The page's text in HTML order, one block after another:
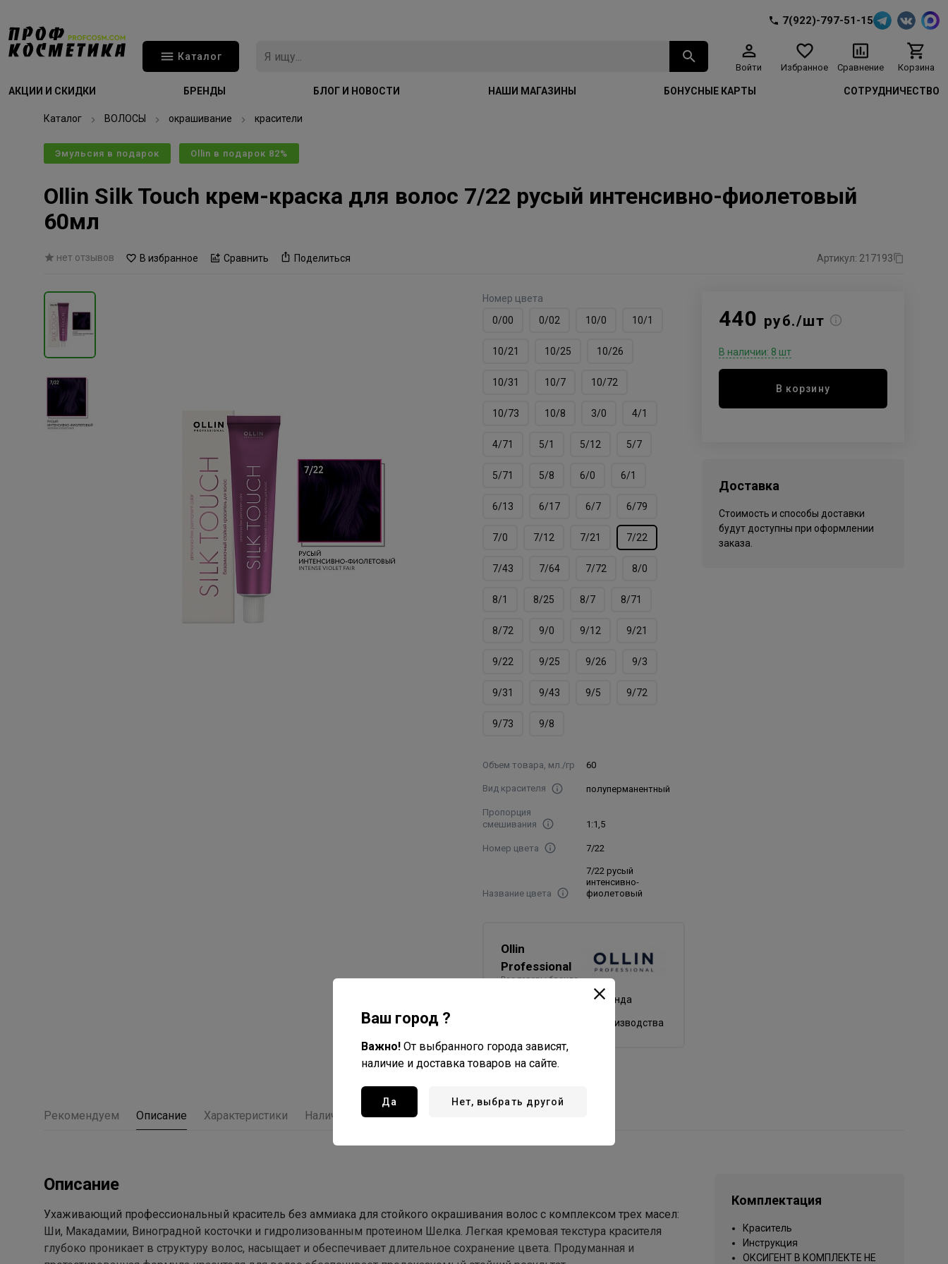
7(922)-797-51-15
Каталог
Войти Избранное Сравнение Корзина
АКЦИИ И СКИДКИ БРЕНДЫ БЛОГ И НОВОСТИ НАШИ МАГАЗИНЫ БОНУСНЫЕ КАРТЫ СОТРУДНИЧЕСТВО
Каталог ВОЛОСЫ окрашивание красители
Эмульсия в подарок Ollin в подарок 82%
Ollin Silk Touch крем-краска для волос 7/22 русый интенсивно-фиолетовый
60мл
нет отзывов В избранное Сравнить Поделиться Артикул: 217193
Номер цвета
0/00
0/02 10/0 10/1
10/21 10/25 10/26
10/31 10/7 10/72
10/73 10/8 3/0 4/1
4/71 5/1 5/12 5/7
5/71 5/8 6/0 6/1
6/13 6/17 6/7 6/79
7/0 7/12 7/21 7/22
7/43 7/64 7/72 8/0
8/1 8/25 8/7 8/71
8/72 9/0 9/12 9/21
9/22 9/25 9/26 9/3
9/31 9/43 9/5 9/72
9/73 9/8
Объем товара, мл./гр 60
Вид красителя полуперманентный
Пропорция
смешивания
1:1,5
Номер цвета 7/22
Название цвета
7/22 русый
интенсивно-
фиолетовый
Ollin
Professional
Все товары бренда
Россия - страна бренда
Россия - страна производства
440 руб./шт
В наличии: 8 шт
В корзину
Доставка
Стоимость и способы доставки
будут доступны при оформлении
заказа.
Рекомендуем Описание Характеристики Наличие Отзывы
Описание
Ухаживающий профессиональный краситель без аммиака для стойкого окрашивания волос с комплексом трех масел:
Ши, Макадамии, Виноградной косточки и гидролизованным протеином Шелка. Легкая кремовая текстура красителя
глубоко проникает в структуру волос, насыщает и обеспечивает длительное сохранение цвета. Продуманная и
Комплектация
Краситель
Инструкция
ОКСИГЕНТ В КОМПЛЕКТЕ НЕ
Ваш город ?
Важно! От выбранного города зависят,
наличие и доставка товаров на сайте.
Да Нет, выбрать другой